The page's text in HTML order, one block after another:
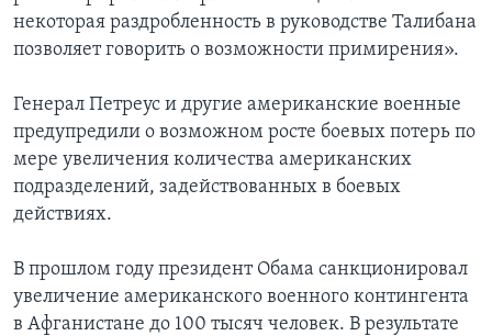
некоторая раздробленность в руководстве Талибана
позволяет говорить о возможности примирения».
Генерал Петреус и другие американские военные
предупредили о возможном росте боевых потерь по
мере увеличения количества американских
подразделений, задействованных в боевых
действиях.
В прошлом году президент Обама санкционировал
увеличение американского военного контингента
в Афганистане до 100 тысяч человек. В результате